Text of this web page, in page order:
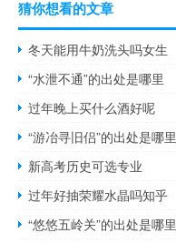
猜你想看的文章
冬天能用牛奶洗头吗女生
“水泄不通”的出处是哪里
过年晚上买什么酒好呢
“游冶寻旧侣”的出处是哪里
新高考历史可选专业
过年好抽荣耀水晶吗知乎
“悠悠五岭关”的出处是哪里